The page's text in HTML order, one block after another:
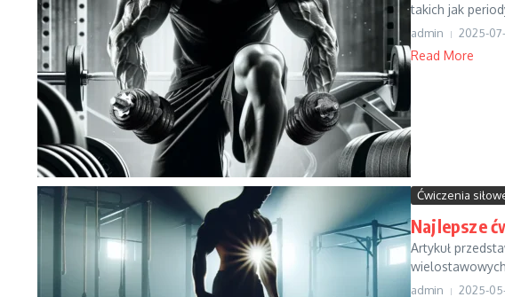
takich jak
admin 2025-
Read More
Ćwiczenia
Najlepsze
Artykuł
admin 2025-